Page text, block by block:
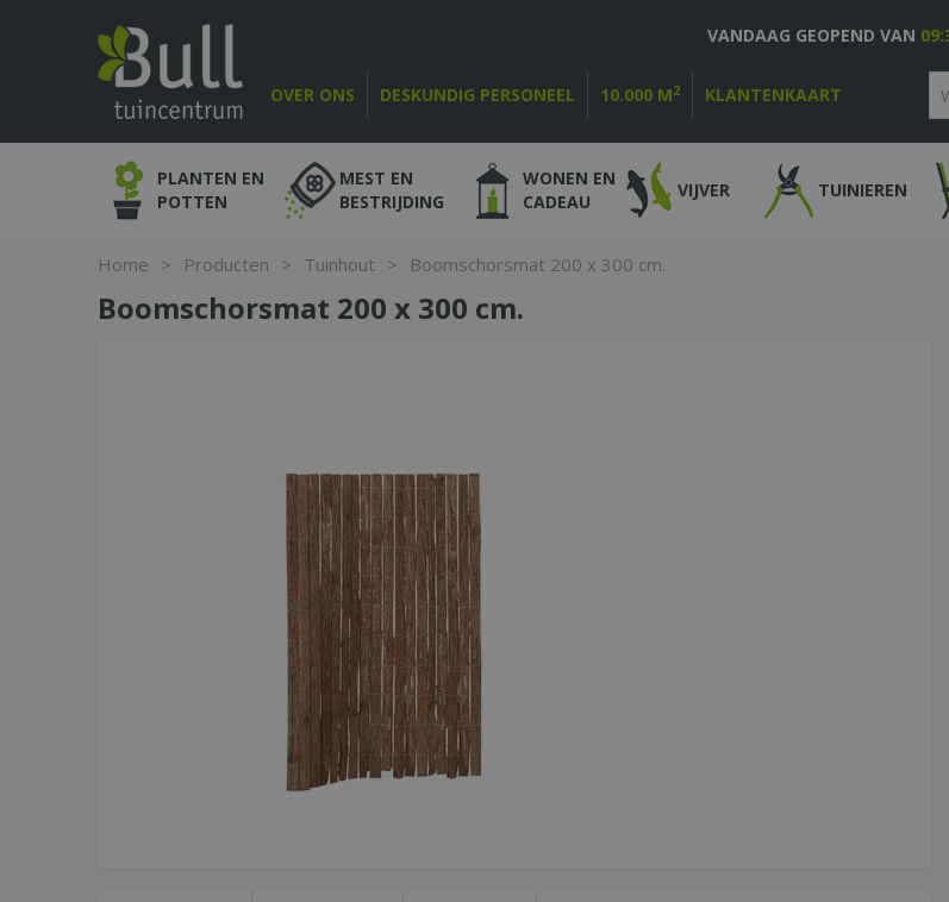
Home > Producten > Tuinhout > Boomschorsmat 200 x 300 cm.
OVER ONS DESKUNDIG PERSONEEL 10.000 M2 KLANTENKAART
VANDAAG GEOPEND VAN
PLANTEN EN
POTTEN
MEST EN
BESTRIJDING
WONEN EN
CADEAU
VIJVER TUINIEREN
Boomschorsmat 200 x 300 cm.